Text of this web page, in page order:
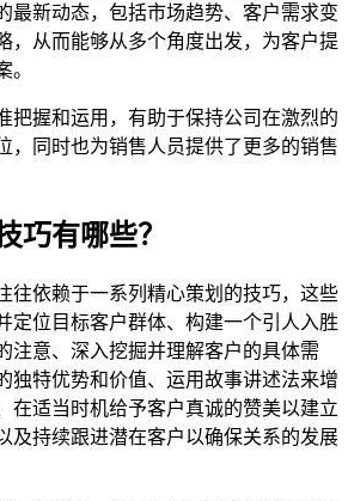
最新动态，包括市场趋势、客户需求变
，从而能够从多个角度出发，为客户提
。
把握和运用，有助于保持公司在激烈的
，同时也为销售人员提供了更多的销售
巧有哪些？
往依赖于一系列精心策划的技巧，这些
定位目标客户群体、构建一个引人入胜
注意、深入挖掘并理解客户的具体需
独特优势和价值、运用故事讲述法来增
在适当时机给予客户真诚的赞美以建立
及持续跟进潜在客户以确保关系的发展